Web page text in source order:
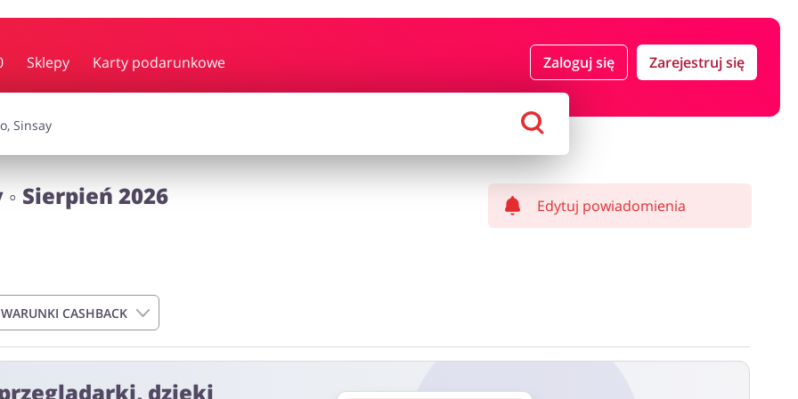
Sklepy Karty podarunkowe Zaloguj się Zarejestruj się
Zdrowie i uroda
Sierpień 2026 Edytuj powiadomienia
CASHBACK
72h od momentu złożenia zamówienia. Nie dotyczy on kosztów dostawy oraz może być naliczony od kwoty zamówienia
dzięki